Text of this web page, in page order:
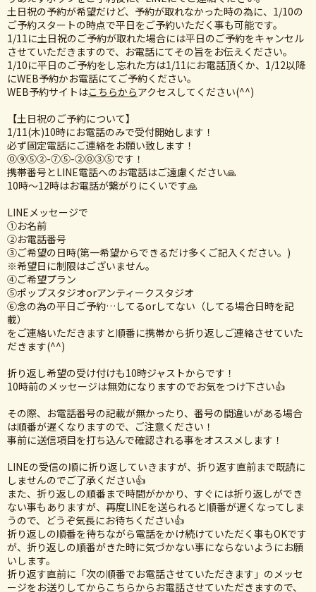
土日祝の予約が希望だけど、予約が取れなかった時の為に、1/10の
ご予約スタートの時点で平日をご予約いただく事も可能です。
1/11に土日祝のご予約が取れた場合には平日のご予約をキャンセル
させていただきますので、お電話にてその旨をお伝えください。
1/10に平日のご予約をし忘れた方は1/11にお電話頂くか、1/12以降
にWEB予約かお電話にてご予約ください。
WEB予約サイトはこちらからアクセスしてください(^^)
【土日祝のご予約について】
1/11(木)10時にお電話のみで受付開始します！
必ず固定電話にご連絡をお願い致します！
⓪⑨⑤②-⑦⑤-②⓪③⑤です！
携帯番号とLINE電話へのお電話はご遠慮ください🙏
10時〜12時はお電話が繋がりにくいです‍‍🙏
LINEメッセージで
①お名前
②お電話番号
③ご希望の日時(第一希望からできるだけ多くご記入ください。)
※希望日に制限はございません。
④ご希望プラン
⑤ポップスタジオorアンティークスタジオ
⑥念の為の平日ご予約…してるorしてない（してる場合日時を記
載）
をご連絡いただきますと順番に携帯から折り返しご連絡させていた
だきます(^^)
折り返し希望の受け付けも10時ジャストからです！
10時前のメッセージは無効になりますのでお気をつけ下さい👍
その際、お電話番号の記載が無かったり、番号の間違いがある場合
は順番が遅くなりますので、ご注意ください！
事前に送信項目を打ち込んで確認される事をオススメします！
LINEの受信の順に折り返していきますが、折り返す直前まで既読に
しませんのでご了承ください👍
また、折り返しの順番まで時間がかかり、すぐには折り返しができ
ない事もありますが、再度LINEを送られると順番が遅くなってしま
うので、どうぞ気長にお待ちください👍
折り返しの順番を待ちながら電話をかけ続けていただく事もOKです
が、折り返しの順番がきた時に気づかない事にならないようにお願
いします。
折り返す直前に「次の順番でお電話させていただきます」のメッセ
ージをお送りしてからこちらからお電話させていただきますので、